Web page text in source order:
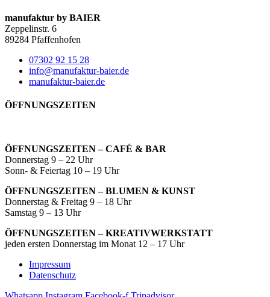
manufaktur by BAIER
Zeppelinstr. 6
89284 Pfaffenhofen
07302 92 15 28
info@manufaktur-baier.de
manufaktur-baier.de
ÖFFNUNGSZEITEN
ÖFFNUNGSZEITEN – CAFÉ & BAR
Donnerstag 9 – 22 Uhr
Sonn- & Feiertag 10 – 19 Uhr
ÖFFNUNGSZEITEN – BLUMEN & KUNST
Donnerstag & Freitag 9 – 18 Uhr
Samstag 9 – 13 Uhr
ÖFFNUNGSZEITEN – KREATIVWERKSTATT
jeden ersten Donnerstag im Monat 12 – 17 Uhr
Impressum
Datenschutz